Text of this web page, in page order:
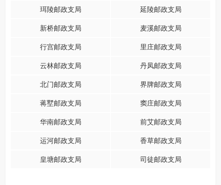
珥陵邮政支局 延陵邮政支局
新桥邮政支局 麦溪邮政支局
行宫邮政支局 里庄邮政支局
云林邮政支局 丹凤邮政支局
北门邮政支局 界牌邮政支局
蒋墅邮政支局 窦庄邮政支局
华南邮政支局 前艾邮政支局
运河邮政支局 香草邮政支局
皇塘邮政支局 司徒邮政支局